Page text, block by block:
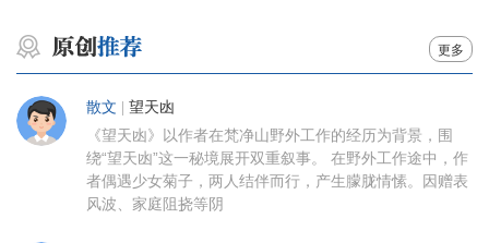
更多
散文 | 望天凼
《望天凼》以作者在梵净山野外工作的经历为背景，围
绕“望天凼”这一秘境展开双重叙事。 在野外工作途中，作
者偶遇少女菊子，两人结伴而行，产生朦胧情愫。因赠表
风波、家庭阻挠等阴